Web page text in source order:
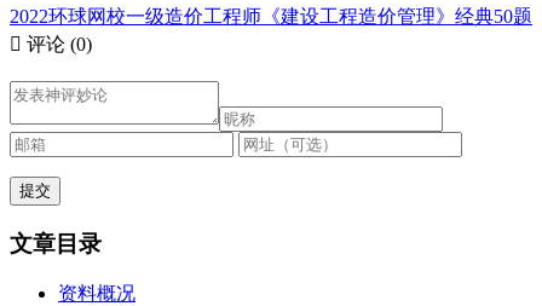
2022环球网校一级造价工程师《建设工程造价管理》经典50题
 评论 (0)
文章目录
资料概况